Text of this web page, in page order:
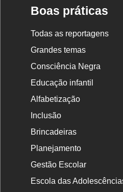
Boas práticas
Todas as reportagens
Grandes temas
Consciência Negra
Educação infantil
Alfabetização
Inclusão
Brincadeiras
Planejamento
Gestão Escolar
Escola das